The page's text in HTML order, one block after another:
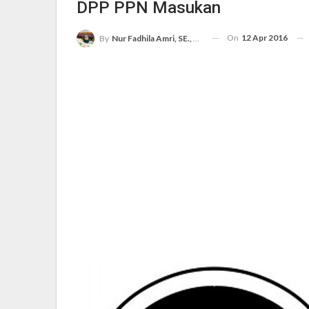
DPP PPN Masukan
By Nur Fadhila Amri, SE., Ak., M.Si On 12 Apr 2016